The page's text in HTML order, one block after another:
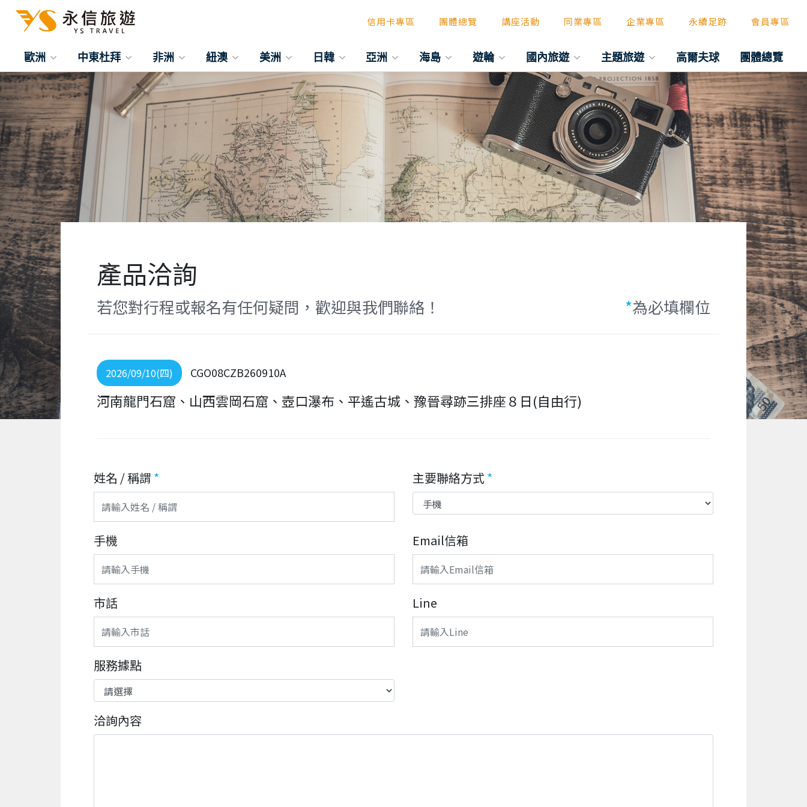
信用卡專區 團體總覽 講座活動 同業專區 企業專區 永續足跡 會員專區
歐洲 中東杜拜 非洲 紐澳 美洲 日韓 亞洲 海島 遊輪 國內旅遊 主題旅遊 高爾夫球 團體總覽
產品洽詢
若您對行程或報名有任何疑問，歡迎與我們聯絡！ *為必填欄位
2026/09/10(四) CGO08CZB260910A
河南龍門石窟、山西雲岡石窟、壺口瀑布、平遙古城、豫晉尋跡三排座８日(自由行)
姓名 / 稱謂 * 主要聯絡方式*
手機 Email信箱
市話 Line
服務據點
洽詢內容